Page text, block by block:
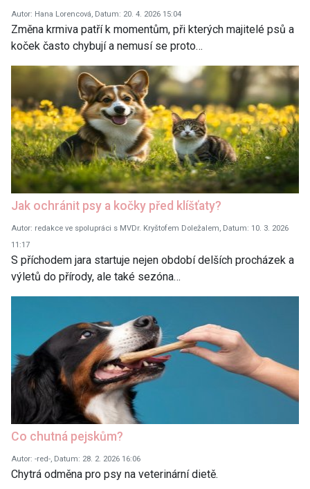
Autor: Hana Lorencová, Datum: 20. 4. 2026 15:04
Změna krmiva patří k momentům, při kterých majitelé psů a
koček často chybují a nemusí se proto…
Jak ochránit psy a kočky před klíšťaty?
Autor: redakce ve spolupráci s MVDr. Kryštofem Doležalem, Datum: 10. 3. 2026
11:17
S příchodem jara startuje nejen období delších procházek a
výletů do přírody, ale také sezóna…
Co chutná pejskům?
Autor: -red-, Datum: 28. 2. 2026 16:06
Chytrá odměna pro psy na veterinární dietě.